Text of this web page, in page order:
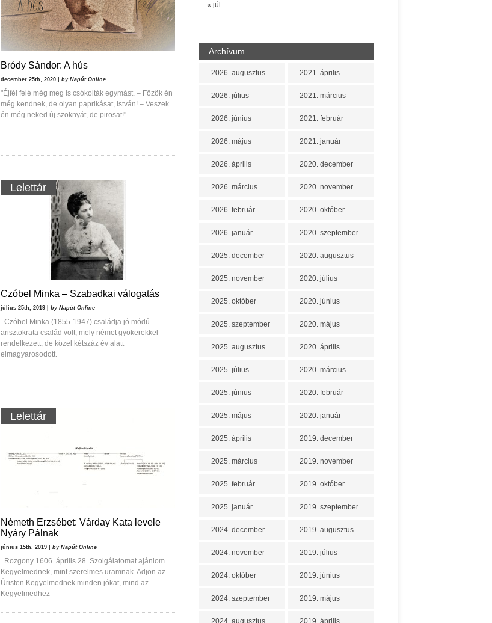
Bródy Sándor: A hús
december 25th, 2020 | by Napút Online
"Éjfél felé még meg is csókolták egymást. ‒ Főzök én
még kendnek, de olyan paprikásat, István! ‒ Veszek
én még neked új szoknyát, de pirosat!"
Lelettár
Czóbel Minka – Szabadkai válogatás
július 25th, 2019 | by Napút Online
Czóbel Minka (1855-1947) családja jó módú
arisztokrata család volt, mely német gyökerekkel
rendelkezett, de közel kétszáz év alatt
elmagyarosodott.
Lelettár
Németh Erzsébet: Várday Kata levele
Nyáry Pálnak
június 15th, 2019 | by Napút Online
Rozgony 1606. április 28. Szolgálatomat ajánlom
Kegyelmednek, mint szerelmes uramnak. Adjon az
Úristen Kegyelmednek minden jókat, mind az
Kegyelmedhez
« júl
Archívum
2026. augusztus
2026. július
2026. június
2026. május
2026. április
2026. március
2026. február
2026. január
2025. december
2025. november
2025. október
2025. szeptember
2025. augusztus
2025. július
2025. június
2025. május
2025. április
2025. március
2025. február
2025. január
2024. december
2024. november
2024. október
2024. szeptember
2024. augusztus
2021. április
2021. március
2021. február
2021. január
2020. december
2020. november
2020. október
2020. szeptember
2020. augusztus
2020. július
2020. június
2020. május
2020. április
2020. március
2020. február
2020. január
2019. december
2019. november
2019. október
2019. szeptember
2019. augusztus
2019. július
2019. június
2019. május
2019. április